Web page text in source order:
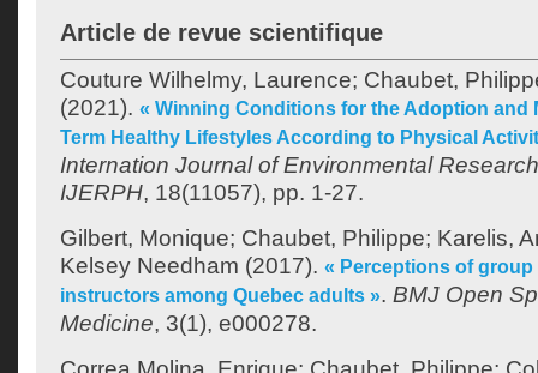
Article de revue scientifique
Couture Wilhelmy, Laurence; Chaubet,
(2021). « Winning Conditions for the Adoption and
Term Healthy Lifestyles According to Physical
Internation Journal of Environmental
IJERPH, 18(11057), pp. 1-27.
Gilbert, Monique; Chaubet, Philippe; Karelis,
Kelsey Needham (2017). « Perceptions of
instructors among Quebec adults ». BMJ Open
Medicine, 3(1), e000278.